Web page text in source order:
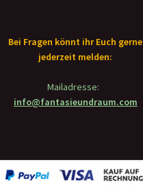
Bei Fragen könnt ihr Euch gerne
jederzeit melden:
Mailadresse:
info@fantasieundraum.com